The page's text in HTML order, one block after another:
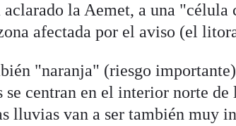
aclarado la Aemet, a una "célula
afectada por el aviso (el
"naranja" (riesgo
se centran en el interior norte
lluvias van a ser también muy